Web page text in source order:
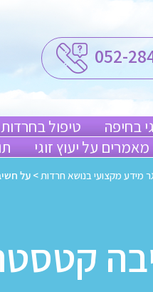
052-
בחיפה טיפול בחרדות
מאמרים על יעוץ זוגי
מידע מקצועי בנושא חרדות>על